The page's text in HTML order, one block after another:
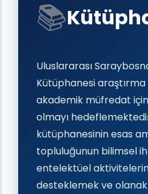
📚
Uluslararası
Kütüphanesi
akademik müfredat
olmayı
kütüphanesinin esas
topluluğunun bilimsel
entelektüel
desteklemek ve olanak